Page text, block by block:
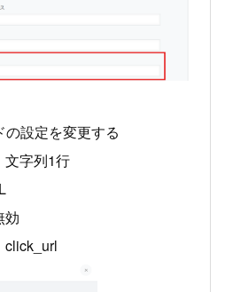
設定を変更する
文字列1行
効
click_url